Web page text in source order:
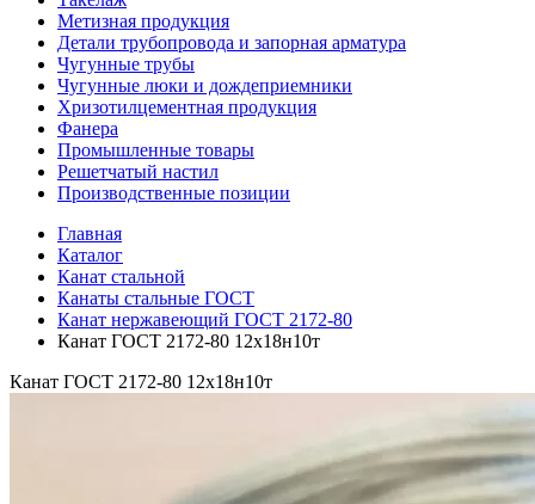
Метизная продукция
Детали трубопровода и запорная арматура
Чугунные трубы
Чугунные люки и дождеприемники
Хризотилцементная продукция
Фанера
Промышленные товары
Решетчатый настил
Производственные позиции
Главная
Каталог
Канат стальной
Канаты стальные ГОСТ
Канат нержавеющий ГОСТ 2172-80
Канат ГОСТ 2172-80 12х18н10т
Канат ГОСТ 2172-80 12х18н10т